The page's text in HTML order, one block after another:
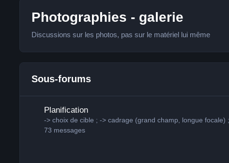
Photographies - galerie
Discussions sur les photos, pas sur le matériel lui même
Sous-forums
Planification
-> choix de cible ; -> cadrage (grand champ, longue
73 messages